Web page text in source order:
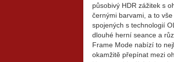
působivý HDR zážitek s
černými barvami, a to
spojených s technologií
dlouhé herní seance a
Frame Mode nabízí to
okamžitě přepínat mezi